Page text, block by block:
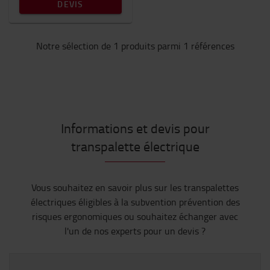
DEVIS
Notre sélection de 1 produits parmi 1 références
Informations et devis pour
transpalette électrique
Vous souhaitez en savoir plus sur les transpalettes
électriques éligibles à la subvention prévention des
risques ergonomiques ou souhaitez échanger avec
l'un de nos experts pour un devis ?